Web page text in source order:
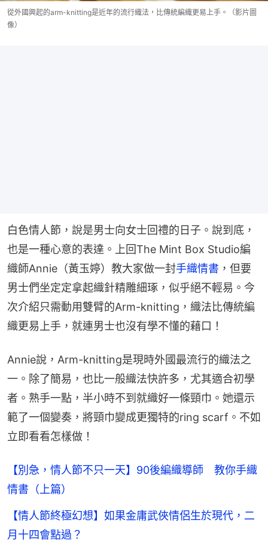
從外國興起的arm-knitting是近年的流行織法，比傳統編織更易上手。（影片圖
像）
白色情人節，說是男士向女士回禮的日子。說到底，
也是一種心意的表達。上回The Mint Box Studio編
織師Annie（黃玉婷）教大家做一封手織情書 ，但要
男士們坐定定拿起織針精雕細琢，似乎絕不輕易。今
次介紹只需動用雙臂的Arm-knitting，織法比傳統編
織更易上手，就連男士也沒有學不懂的藉口！
Annie說，Arm-knitting是現時外國最流行的織法之
一。除了簡易，也比一般織法快許多，尤其適合初學
者。熟手一點，半小時不到就織好一條頸巾。她還示
範了一個變奏，將頸巾變成更獨特的ring scarf。不如
立即看看怎樣做！
【別急，情人節不只一天】90後編織導師 教你手織
情書（上篇）
【情人節終極幻想】如果金庸武俠情侶生於現代，二
月十四會點過？